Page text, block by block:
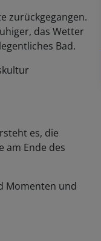
zurückgegangen.
das Wetter
Bad.
es, die
am Ende des
Momenten und